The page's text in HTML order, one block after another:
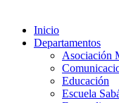
Inicio
Departamentos
Asociación
Educación
Escuela